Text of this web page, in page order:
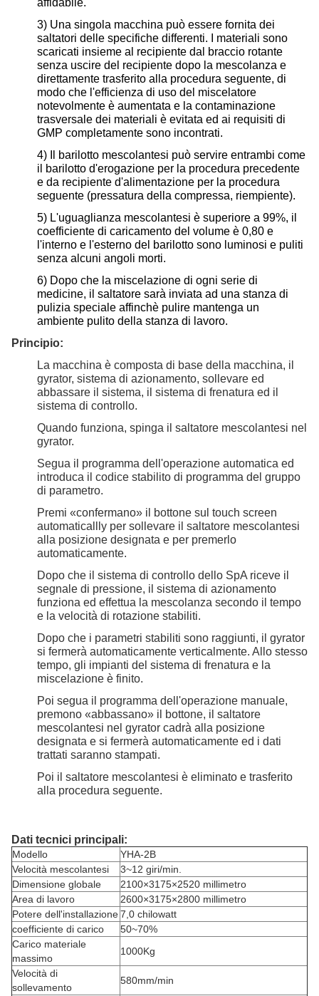
3) Una singola macchina può essere fornita dei
saltatori delle specifiche differenti. I materiali sono
scaricati insieme al recipiente dal braccio rotante
senza uscire del recipiente dopo la mescolanza e
direttamente trasferito alla procedura seguente, di
modo che l'efficienza di uso del miscelatore
notevolmente è aumentata e la contaminazione
trasversale dei materiali è evitata ed ai requisiti di
GMP completamente sono incontrati.
4) Il barilotto mescolantesi può servire entrambi come
il barilotto d'erogazione per la procedura precedente
e da recipiente d'alimentazione per la procedura
seguente (pressatura della compressa, riempiente).
5) L'uguaglianza mescolantesi è superiore a 99%, il
coefficiente di caricamento del volume è 0,80 e
l'interno e l'esterno del barilotto sono luminosi e puliti
senza alcuni angoli morti.
6) Dopo che la miscelazione di ogni serie di
medicine, il saltatore sarà inviata ad una stanza di
pulizia speciale affinchè pulire mantenga un
ambiente pulito della stanza di lavoro.
Principio:
La macchina è composta di base della macchina, il
gyrator, sistema di azionamento, sollevare ed
abbassare il sistema, il sistema di frenatura ed il
sistema di controllo.
Quando funziona, spinga il saltatore mescolantesi nel
gyrator.
Segua il programma dell'operazione automatica ed
introduca il codice stabilito di programma del gruppo
di parametro.
Premi «confermano» il bottone sul touch screen
automaticallly per sollevare il saltatore mescolantesi
alla posizione designata e per premerlo
automaticamente.
Dopo che il sistema di controllo dello SpA riceve il
segnale di pressione, il sistema di azionamento
funziona ed effettua la mescolanza secondo il tempo
e la velocità di rotazione stabiliti.
Dopo che i parametri stabiliti sono raggiunti, il gyrator
si fermerà automaticamente verticalmente. Allo stesso
tempo, gli impianti del sistema di frenatura e la
miscelazione è finito.
Poi segua il programma dell'operazione manuale,
premono «abbassano» il bottone, il saltatore
mescolantesi nel gyrator cadrà alla posizione
designata e si fermerà automaticamente ed i dati
trattati saranno stampati.
Poi il saltatore mescolantesi è eliminato e trasferito
alla procedura seguente.
Dati tecnici principali:
Modello
YHA-2B
Velocità mescolantesi
3~12 giri/min.
Dimensione globale
2100×3175×2520 millimetro
Area di lavoro
2600×3175×2800 millimetro
Potere dell'installazione7,0 chilowatt
coefficiente di carico
50~70%
Carico materiale
massimo
1000Kg
Velocità di
sollevamento
580mm/min